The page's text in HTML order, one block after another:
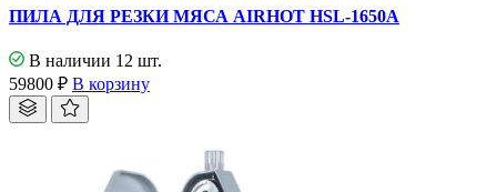
ПИЛА ДЛЯ РЕЗКИ МЯСА AIRHOT HSL-1650A
В наличии 12 шт.
59800 ₽ В корзину